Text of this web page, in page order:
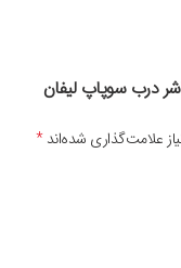
درب سوپاپ لیفان
علامت‌گذاری شده‌اند*